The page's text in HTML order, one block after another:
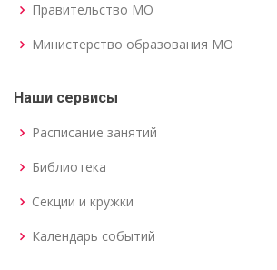
Правительство МО
Министерство образования МО
Наши сервисы
Расписание занятий
Библиотека
Секции и кружки
Календарь событий